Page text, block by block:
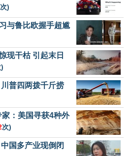
次)
与鲁比欧握手超尴
现干枯 引起末日
普四两拨千斤捞
：美国寻获4种外
次)
国多产业现倒闭